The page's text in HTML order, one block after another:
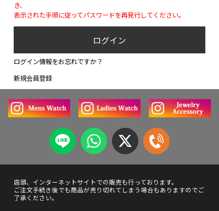
き、
表示された手順に従ってパスワードを再発行してください。
ログイン
ログイン情報をお忘れですか？
新規会員登録
店頭、インターネットサイトでの販売も行っております。
ご注文手続き後でも商品が売り切れてしまう場合もありますのでご
了承ください。